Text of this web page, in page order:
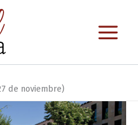
de noviembre)